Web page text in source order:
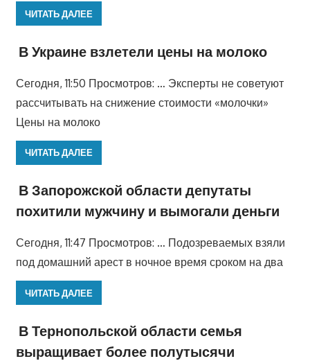
ЧИТАТЬ ДАЛЕЕ
В Украине взлетели цены на молоко
Сегодня, 11:50 Просмотров: … Эксперты не советуют
рассчитывать на снижение стоимости «молочки»
Цены на молоко
ЧИТАТЬ ДАЛЕЕ
В Запорожской области депутаты
похитили мужчину и вымогали деньги
Сегодня, 11:47 Просмотров: … Подозреваемых взяли
под домашний арест в ночное время сроком на два
ЧИТАТЬ ДАЛЕЕ
В Тернопольской области семья
выращивает более полутысячи